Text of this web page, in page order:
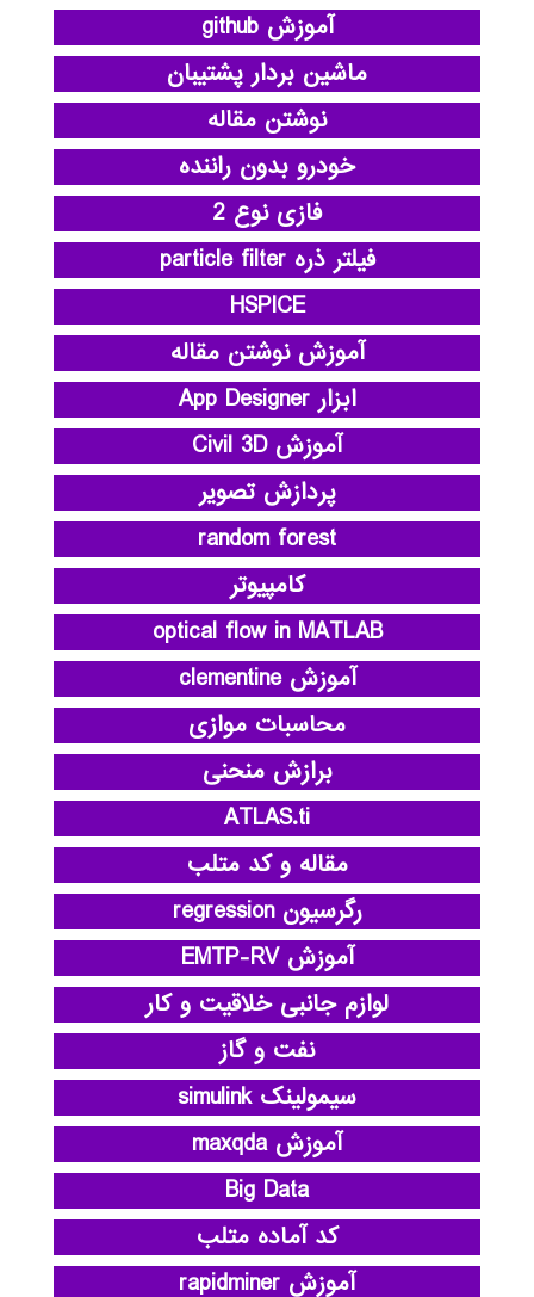
آموزش github
ماشین بردار پشتیبان
نوشتن مقاله
خودرو بدون راننده
فازی نوع 2
فیلتر ذره particle filter
HSPICE
آموزش نوشتن مقاله
ابزار App Designer
آموزش Civil 3D
پردازش تصویر
random forest
کامپیوتر
optical flow in MATLAB
آموزش clementine
محاسبات موازی
برازش منحنی
ATLAS.ti
مقاله و کد متلب
رگرسیون regression
آموزش EMTP-RV
لوازم جانبی خلاقیت و کار
نفت و گاز
سیمولینک simulink
آموزش maxqda
Big Data
کد آماده متلب
آموزش rapidminer